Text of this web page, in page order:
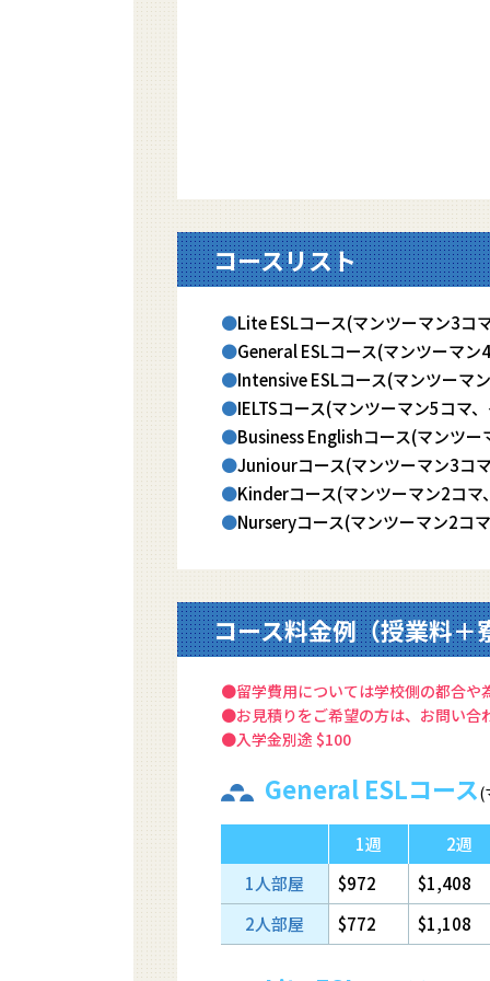
コースリスト
Lite ESLコース(マンツーマン3
General ESLコース(マンツーマ
Intensive ESLコース(マンツーマ
IELTSコース(マンツーマン5コマ
Business Englishコース(マンツ
Juniourコース(マンツーマン3コ
Kinderコース(マンツーマン2コ
Nurseryコース(マンツーマン2コ
コース料金例（授業料＋
●留学費用については学校側の都合や
●お見積りをご希望の方は、お問い合
●入学金別途 $100
General ESLコース(
1週
2週
1人部屋
$972
$1,408
2人部屋
$772 $1,108